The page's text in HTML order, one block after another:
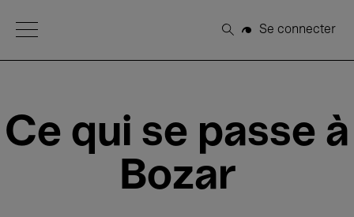
Open Menu
Rechercher
Se connecter
Ce qui se passe à
Bozar